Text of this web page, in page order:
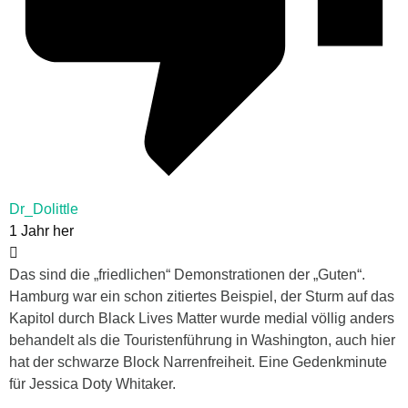
Dr_Dolittle
1 Jahr her
Das sind die „friedlichen“ Demonstrationen der „Guten“.
Hamburg war ein schon zitiertes Beispiel, der Sturm auf das
Kapitol durch Black Lives Matter wurde medial völlig anders
behandelt als die Touristenführung in Washington, auch hier
hat der schwarze Block Narrenfreiheit. Eine Gedenkminute
für Jessica Doty Whitaker.